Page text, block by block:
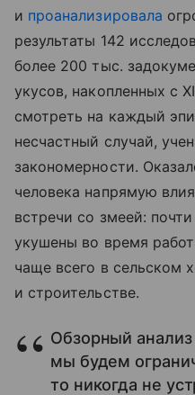
и проанализировала
результаты 142
более 200 тыс.
укусов, накопленных с
смотреть на каждый
несчастный случай,
закономерности.
человека напрямую
встречи со змеей:
укушены во время
чаще всего в сельском
и строительстве.
Обзорный анализ
мы будем
то никогда не